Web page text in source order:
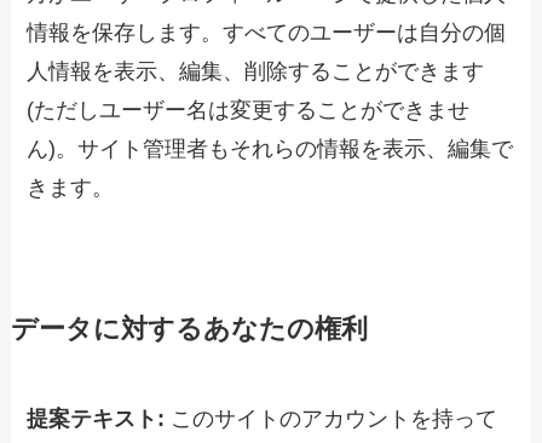
情報を保存します。すべてのユーザーは自分の個
人情報を表示、編集、削除することができます
(ただしユーザー名は変更することができませ
ん)。サイト管理者もそれらの情報を表示、編集で
きます。
データに対するあなたの権利
提案テキスト: このサイトのアカウントを持って